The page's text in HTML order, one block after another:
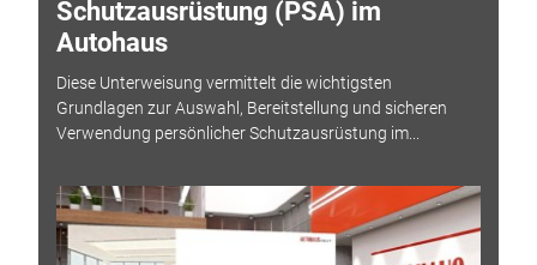
Schutzausrüstung (PSA) im
Autohaus
Diese Unterweisung vermittelt die wichtigsten
Grundlagen zur Auswahl, Bereitstellung und sicheren
Verwendung persönlicher Schutzausrüstung im...